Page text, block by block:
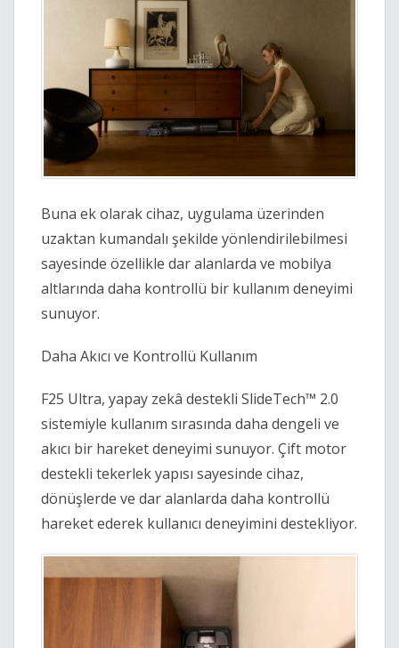
Buna ek olarak cihaz, uygulama üzerinden
uzaktan kumandalı şekilde yönlendirilebilmesi
sayesinde özellikle dar alanlarda ve mobilya
altlarında daha kontrollü bir kullanım deneyimi
sunuyor.
Daha Akıcı ve Kontrollü Kullanım
F25 Ultra, yapay zekâ destekli SlideTech™ 2.0
sistemiyle kullanım sırasında daha dengeli ve
akıcı bir hareket deneyimi sunuyor. Çift motor
destekli tekerlek yapısı sayesinde cihaz,
dönüşlerde ve dar alanlarda daha kontrollü